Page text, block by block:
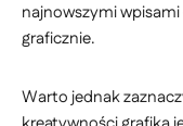
najnowszymi
graficznie.
Warto jednak